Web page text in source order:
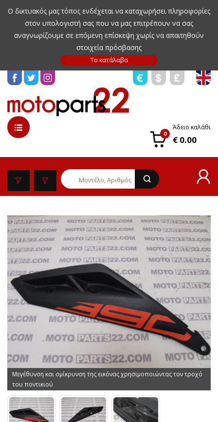
Ο δικτυακός μας τόπος ενδέχεται να καταχωρήσει πληροφορίες
στον υπολογιστή σας που να μας επιτρέπουν να σας
αναγνωρίζουμε σε επόμενη επίσκεψη χωρίς να απαιτηθούν
στοιχεία πρόσβασης
0
Άδειο καλάθι
€ 0.00
Μεγέθυνση και σμίκρυνση της εικόνας χρησιμοποιώντας τον τροχό
του ποντικιού